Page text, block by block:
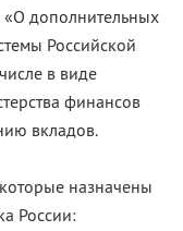
дополнительных
Российской
в виде
финансов
вкладов.
назначены
России: